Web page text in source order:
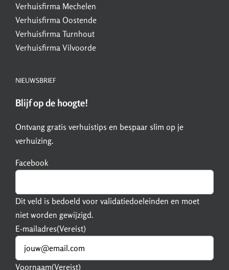
Verhuisfirma Mechelen
Verhuisfirma Oostende
Verhuisfirma Turnhout
Verhuisfirma Vilvoorde
NIEUWSBRIEF
Blijf op de hoogte!
Ontvang gratis verhuistips en bespaar slim op je
verhuizing.
Facebook
Dit veld is bedoeld voor validatiedoeleinden en moet
niet worden gewijzigd.
E-mailadres(Vereist)
Voornaam(Vereist)